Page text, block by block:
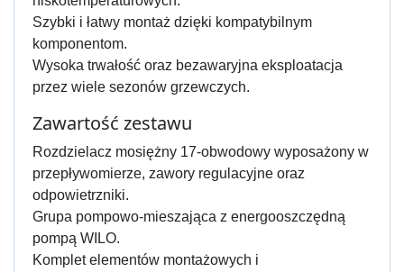
Szybki i łatwy montaż dzięki kompatybilnym
komponentom.
Wysoka trwałość oraz bezawaryjna eksploatacja
przez wiele sezonów grzewczych.
Zawartość zestawu
Rozdzielacz mosiężny 17-obwodowy wyposażony w
przepływomierze, zawory regulacyjne oraz
odpowietrzniki.
Grupa pompowo-mieszająca z energooszczędną
pompą WILO.
Komplet elementów montażowych i